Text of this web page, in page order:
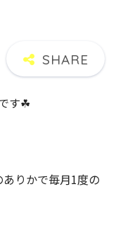
す☘
りかで毎月1度の